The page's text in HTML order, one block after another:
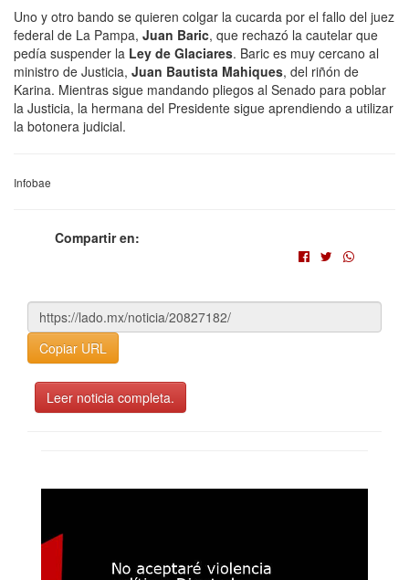
Uno y otro bando se quieren colgar la cucarda por el fallo del juez
federal de La Pampa, Juan Baric, que rechazó la cautelar que
pedía suspender la Ley de Glaciares. Baric es muy cercano al
ministro de Justicia, Juan Bautista Mahiques, del riñón de
Karina. Mientras sigue mandando pliegos al Senado para poblar
la Justicia, la hermana del Presidente sigue aprendiendo a utilizar
la botonera judicial.
Infobae
Compartir en:
Copiar URL
Leer noticia completa.